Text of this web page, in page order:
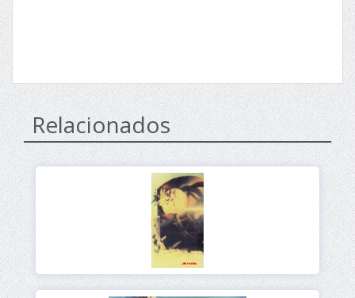
Relacionados
Ver